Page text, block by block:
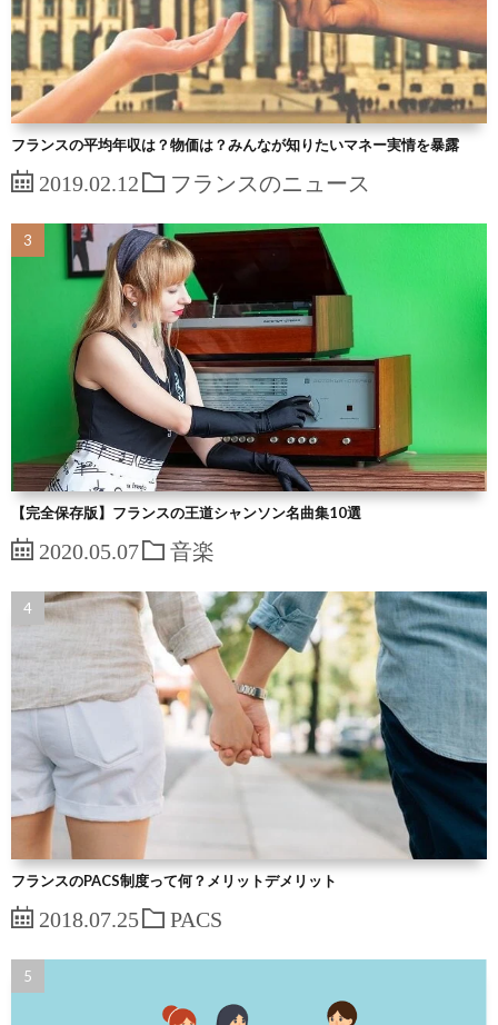
フランスの平均年収は？物価は？みんなが知りたいマネー実情を暴露
2019.02.12 フランスのニュース
【完全保存版】フランスの王道シャンソン名曲集10選
2020.05.07 音楽
フランスのPACS制度って何？メリットデメリット
2018.07.25 PACS